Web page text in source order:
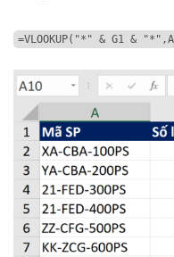
=VLOOKUP("*" & G1 &